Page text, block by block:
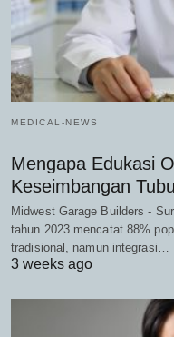
MEDICAL-NEWS
Mengapa Edukasi
Keseimbangan
Midwest Garage Builders -
tahun 2023 mencatat 88%
tradisional, namun integrasi…
3 weeks ago